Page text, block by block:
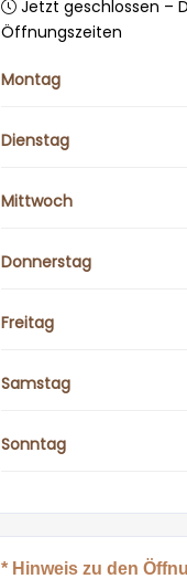
Jetzt geschlossen –
Öffnungszeiten
Montag
Dienstag
Mittwoch
Donnerstag
Freitag
Samstag
Sonntag
* Hinweis zu den